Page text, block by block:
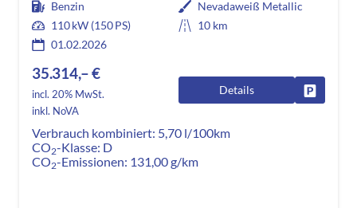
Benzin
Nevadaweiß Metallic
110 kW (150 PS)
10 km
01.02.2026
35.314,– €
incl. 20% MwSt.
inkl. NoVA
Details
Verbrauch kombiniert: 5,70 l/100km
CO2-Klasse: D
CO2-Emissionen: 131,00 g/km